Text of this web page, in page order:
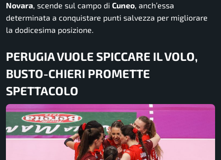
Novara, scende sul campo di Cuneo, anch’essa
determinata a conquistare punti salvezza per migliorare
la dodicesima posizione.
PERUGIA VUOLE SPICCARE IL VOLO,
BUSTO-CHIERI PROMETTE
SPETTACOLO